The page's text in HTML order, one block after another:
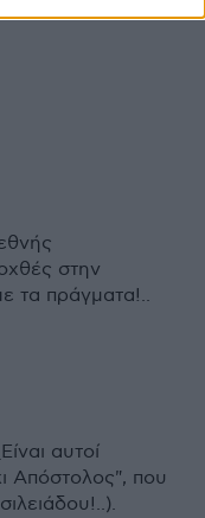
στην
τα πράγματα!..
αυτοί
Απόστολος", που